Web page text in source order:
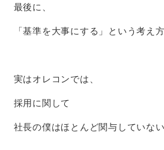
最後に、
「基準を大事にする」という考え方
実はオレコンでは、
採用に関して
社長の僕はほとんど関与していない